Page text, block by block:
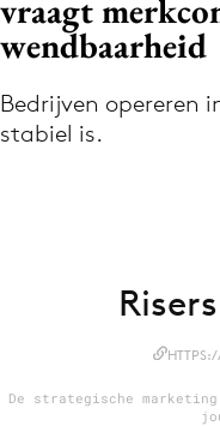
Volg het laatste
vraagt
wendbaarheid
Bedrijven opereren
stabiel is.
De strategische